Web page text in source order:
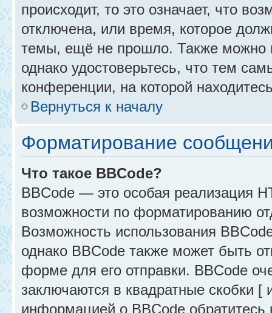
происходит, то это означает, что
отключена, или время, которое
темы, ещё не прошло. Также можно
однако удостоверьтесь, что тем
конференции, на которой
Вернуться к началу
Форматирование
Что такое BBCode?
BBCode — это особая реализация
возможности по форматированию
Возможность использования
однако BBCode также может быть
форме для его отправки. BBCode
заключаются в квадратные скобки
информацией о BBCode обратитесь